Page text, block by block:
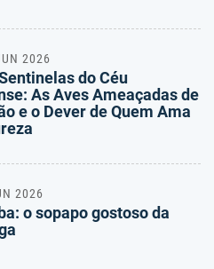
2026
do Céu
As Aves Ameaçadas de
e o Dever de Quem Ama
2026
o sopapo gostoso da